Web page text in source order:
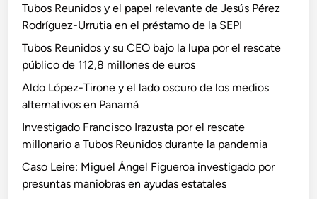
Tubos Reunidos y el papel relevante de Jesús Pérez
Rodríguez-Urrutia en el préstamo de la SEPI
Tubos Reunidos y su CEO bajo la lupa por el rescate
público de 112,8 millones de euros
Aldo López-Tirone y el lado oscuro de los medios
alternativos en Panamá
Investigado Francisco Irazusta por el rescate
millonario a Tubos Reunidos durante la pandemia
Caso Leire: Miguel Ángel Figueroa investigado por
presuntas maniobras en ayudas estatales